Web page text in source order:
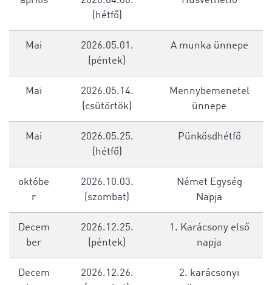
(hétfő)
Mai
2026.05.01.
(péntek)
A munka ünnepe
Mai
2026.05.14.
(csütörtök)
Mennybemenetel
ünnepe
Mai
2026.05.25.
(hétfő)
Pünkösdhétfő
októbe
r
2026.10.03.
(szombat)
Német Egység
Napja
Decem
ber
2026.12.25.
(péntek)
1. Karácsony első
napja
Decem
2026.12.26.
2. karácsonyi